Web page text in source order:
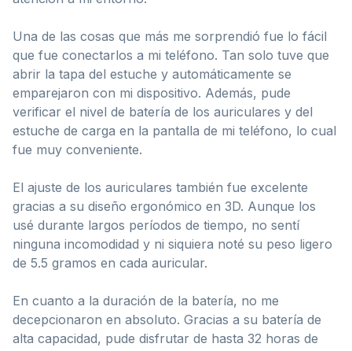
Una de las cosas que más me sorprendió fue lo fácil
que fue conectarlos a mi teléfono. Tan solo tuve que
abrir la tapa del estuche y automáticamente se
emparejaron con mi dispositivo. Además, pude
verificar el nivel de batería de los auriculares y del
estuche de carga en la pantalla de mi teléfono, lo cual
fue muy conveniente.
El ajuste de los auriculares también fue excelente
gracias a su diseño ergonómico en 3D. Aunque los
usé durante largos períodos de tiempo, no sentí
ninguna incomodidad y ni siquiera noté su peso ligero
de 5.5 gramos en cada auricular.
En cuanto a la duración de la batería, no me
decepcionaron en absoluto. Gracias a su batería de
alta capacidad, pude disfrutar de hasta 32 horas de